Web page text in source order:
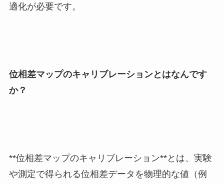
適化が必要です。
位相差マップのキャリブレーションとはなんです
か？
**位相差マップのキャリブレーション**とは、実験
や測定で得られる位相差データを物理的な値（例